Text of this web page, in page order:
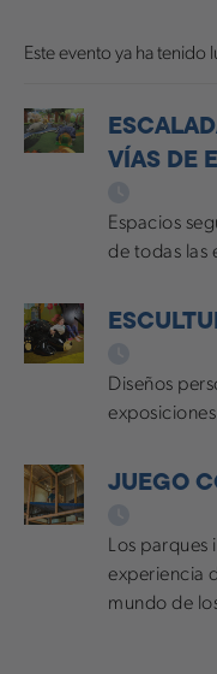
Este evento ya ha tenido
VÍAS DE
Espacios
de todas las
Diseños
JUEGO
Los parques
experiencia
mundo de